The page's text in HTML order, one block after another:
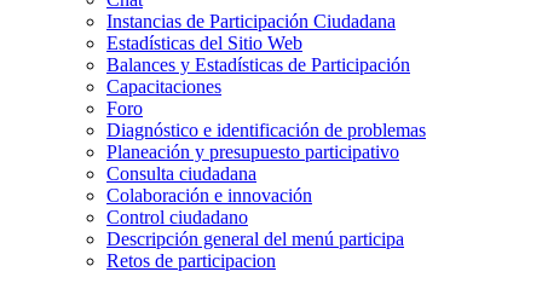
Instancias de Participación Ciudadana
Estadísticas del Sitio Web
Balances y Estadísticas de Participación
Capacitaciones
Foro
Diagnóstico e identificación de problemas
Planeación y presupuesto participativo
Consulta ciudadana
Colaboración e innovación
Control ciudadano
Descripción general del menú participa
Retos de participacion